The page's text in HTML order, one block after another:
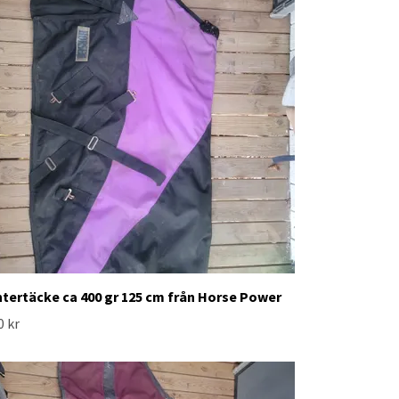
ca 400 gr 125 cm från Horse Power
kr